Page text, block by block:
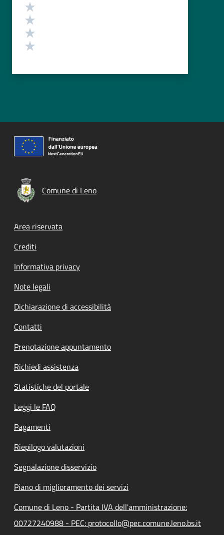
Comune di Leno
Footer menu
Area riservata
Crediti
Informativa privacy
Note legali
Dichiarazione di accessibilità
Contatti
Prenotazione appuntamento
Richiedi assistenza
Statistiche del portale
Leggi le FAQ
Pagamenti
Riepilogo valutazioni
Segnalazione disservizio
Piano di miglioramento dei servizi
Comune di Leno - Partita IVA dell'amministrazione:
00727240988 - PEC: protocollo@pec.comune.leno.bs.it